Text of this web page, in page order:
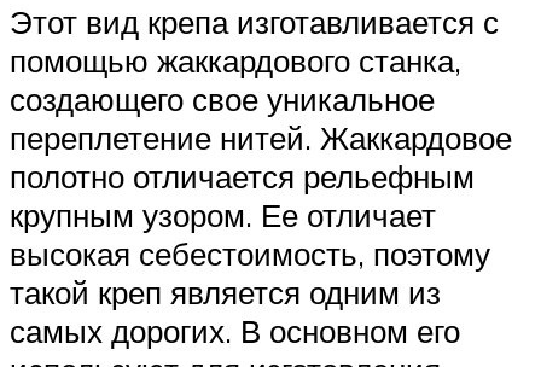
Этот вид крепа изготавливается с
помощью жаккардового станка,
создающего свое уникальное
переплетение нитей. Жаккардовое
полотно отличается рельефным
крупным узором. Ее отличает
высокая себестоимость, поэтому
такой креп является одним из
самых дорогих. В основном его